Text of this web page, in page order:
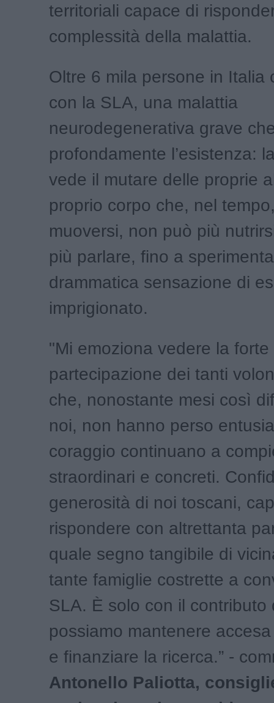
territoriali capace di
complessità della malattia.
Oltre 6 mila persone in Italia
con la SLA, una malattia
neurodegenerativa grave
profondamente l’esistenza:
vede il mutare delle proprie
proprio corpo che, nel
muoversi, non può più
più parlare, fino a
drammatica sensazione di
imprigionato.
"Mi emoziona vedere la forte
partecipazione dei tanti
che, nonostante mesi così
noi, non hanno perso
coraggio continuano a
straordinari e concreti.
generosità di noi toscani,
rispondere con altrettanta
quale segno tangibile di
tante famiglie costrette a
SLA. È solo con il contributo
possiamo mantenere
e finanziare la ricerca.” -
Antonello Paliotta,